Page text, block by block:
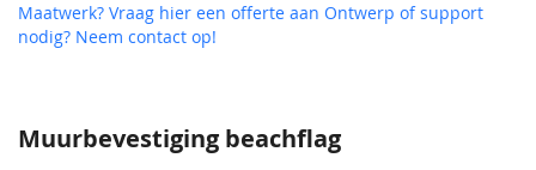
Muurbevestiging beachflag
Maatwerk? Vraag hier een offerte aan Ontwerp of support
nodig? Neem contact op!